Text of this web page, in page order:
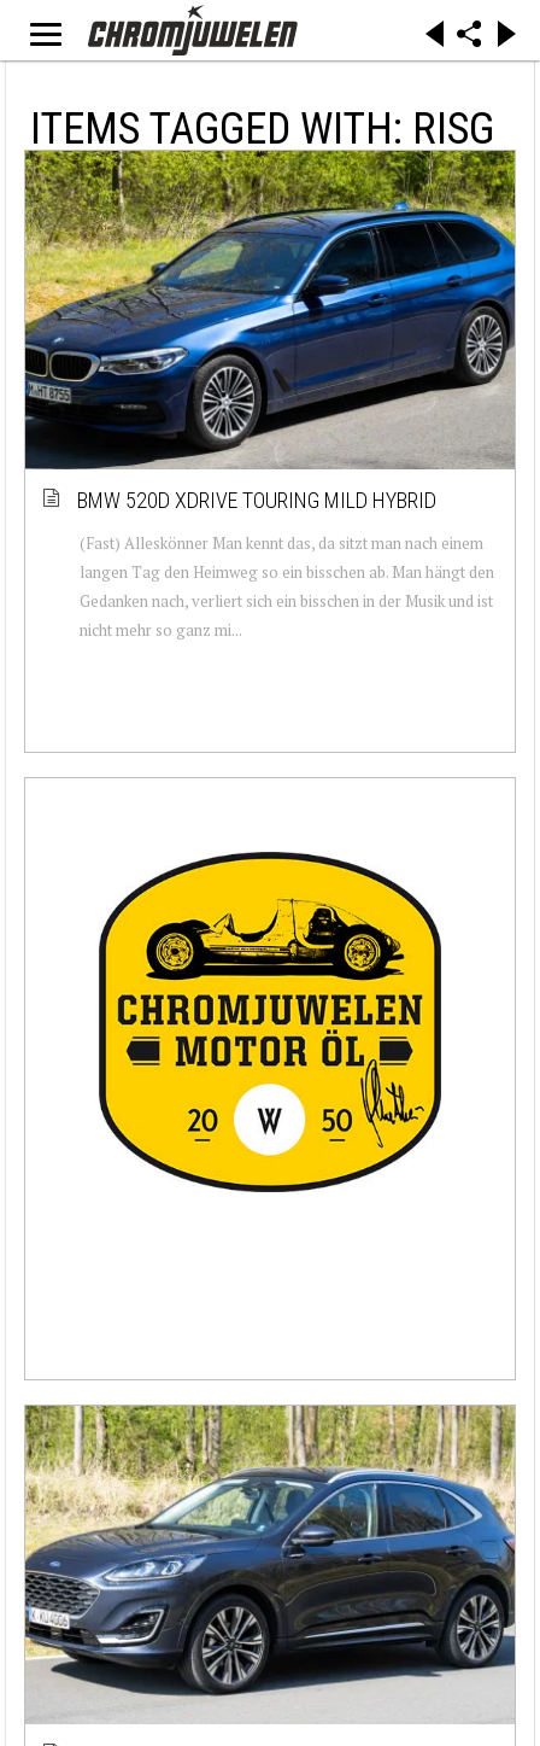
ITEMS TAGGED WITH: RISG
BMW 520D XDRIVE TOURING MILD HYBRID
(Fast) Alleskönner Man kennt das, da sitzt man nach einem
langen Tag den Heimweg so ein bisschen ab. Man hängt den
Gedanken nach, verliert sich ein bisschen in der Musik und ist
nicht mehr so ganz mi...